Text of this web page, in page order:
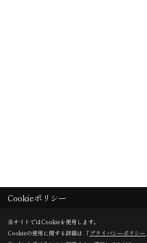
Cookieポリシー
当サイトではCookieを使用します。
Cookieの使用に関する詳細は 「プライバシーポリシー